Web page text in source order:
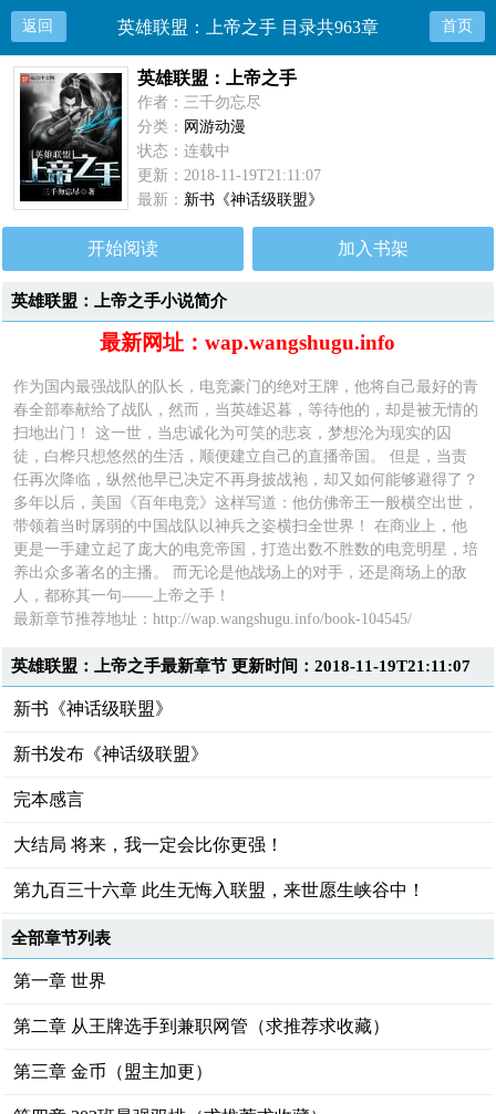
返回 英雄联盟：上帝之手 目录共963章 首页
英雄联盟：上帝之手
作者：三千勿忘尽
分类： 网游动漫
状态：连载中
更新：2018-11-19T21:11:07
最新： 新书《神话级联盟》
开始阅读 加入书架
英雄联盟：上帝之手小说简介
最新网址：wap.wangshugu.info
作为国内最强战队的队长，电竞豪门的绝对王牌，他将自己最好的青
春全部奉献给了战队，然而，当英雄迟暮，等待他的，却是被无情的
扫地出门！ 这一世，当忠诚化为可笑的悲哀，梦想沦为现实的囚
徒，白桦只想悠然的生活，顺便建立自己的直播帝国。 但是，当责
任再次降临，纵然他早已决定不再身披战袍，却又如何能够避得了？
多年以后，美国《百年电竞》这样写道：他仿佛帝王一般横空出世，
带领着当时孱弱的中国战队以神兵之姿横扫全世界！ 在商业上，他
更是一手建立起了庞大的电竞帝国，打造出数不胜数的电竞明星，培
养出众多著名的主播。 而无论是他战场上的对手，还是商场上的敌
人，都称其一句——上帝之手！
最新章节推荐地址：http://wap.wangshugu.info/book-104545/
英雄联盟：上帝之手最新章节 更新时间：2018-11-19T21:11:07
新书《神话级联盟》
新书发布《神话级联盟》
完本感言
大结局 将来，我一定会比你更强！
第九百三十六章 此生无悔入联盟，来世愿生峡谷中！
全部章节列表
第一章 世界
第二章 从王牌选手到兼职网管（求推荐求收藏）
第三章 金币（盟主加更）